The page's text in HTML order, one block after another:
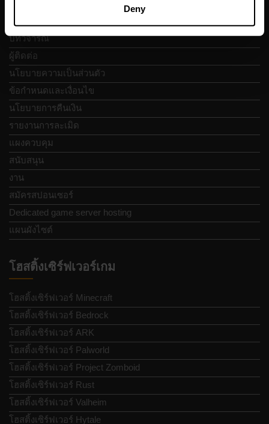
Deny
การนำทางแบบรวดเร็ว
บทวิจารณ์
ผู้ติดต่อ
นโยบายความเป็นส่วนตัว
ข้อกำหนดและเงื่อนไข
นโยบายการคืนเงิน
รายงานการละเมิด
แผงควบคุม
สนับสนุน
งาน
สมัครสปอนเซอร์
Dedicated game server hosting
แผนผังไซต์
โฮสติ้งเซิร์ฟเวอร์เกม
โฮสติ้งเซิร์ฟเวอร์ Minecraft
โฮสติ้งเซิร์ฟเวอร์ Bedrock
โฮสติ้งเซิร์ฟเวอร์ ARK
โฮสติ้งเซิร์ฟเวอร์ Palworld
โฮสติ้งเซิร์ฟเวอร์ Project Zomboid
โฮสติ้งเซิร์ฟเวอร์ Rust
โฮสติ้งเซิร์ฟเวอร์ Valheim
โฮสติ้งเซิร์ฟเวอร์ Hytale